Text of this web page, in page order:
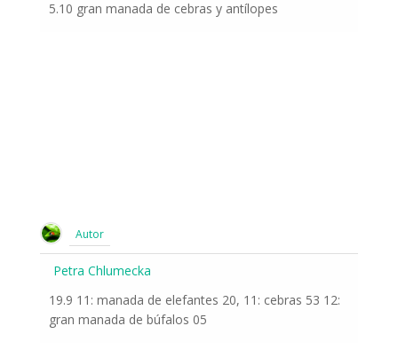
5.10 gran manada de cebras y antílopes
Autor
Petra Chlumecka
19.9 11: manada de elefantes 20, 11: cebras 53 12:
gran manada de búfalos 05